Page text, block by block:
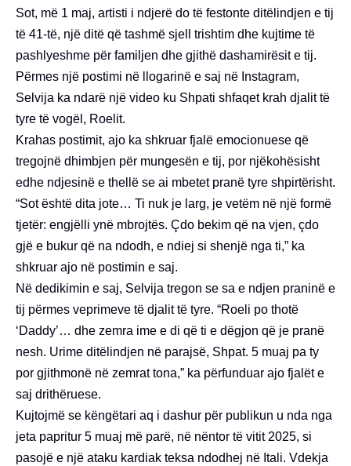
Sot, më 1 maj, artisti i ndjerë do të festonte ditëlindjen e tij
të 41-të, një ditë që tashmë sjell trishtim dhe kujtime të
pashlyeshme për familjen dhe gjithë dashamirësit e tij.
Përmes një postimi në llogarinë e saj në Instagram,
Selvija ka ndarë një video ku Shpati shfaqet krah djalit të
tyre të vogël, Roelit.
Krahas postimit, ajo ka shkruar fjalë emocionuese që
tregojnë dhimbjen për mungesën e tij, por njëkohësisht
edhe ndjesinë e thellë se ai mbetet pranë tyre shpirtërisht.
“Sot është dita jote… Ti nuk je larg, je vetëm në një formë
tjetër: engjëlli ynë mbrojtës. Çdo bekim që na vjen, çdo
gjë e bukur që na ndodh, e ndiej si shenjë nga ti,” ka
shkruar ajo në postimin e saj.
Në dedikimin e saj, Selvija tregon se sa e ndjen praninë e
tij përmes veprimeve të djalit të tyre. “Roeli po thotë
‘Daddy’… dhe zemra ime e di që ti e dëgjon që je pranë
nesh. Urime ditëlindjen në parajsë, Shpat. 5 muaj pa ty
por gjithmonë në zemrat tona,” ka përfunduar ajo fjalët e
saj drithëruese.
Kujtojmë se këngëtari aq i dashur për publikun u nda nga
jeta papritur 5 muaj më parë, në nëntor të vitit 2025, si
pasojë e një ataku kardiak teksa ndodhej në Itali. Vdekja